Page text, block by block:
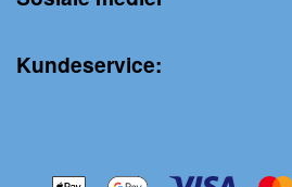
Kundeservice: